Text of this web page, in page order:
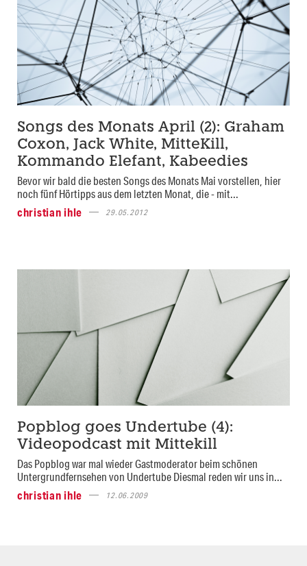
Songs des Monats April (2): Graham
Coxon, Jack White, MitteKill,
Kommando Elefant, Kabeedies
Bevor wir bald die besten Songs des Monats Mai vorstellen, hier
noch fünf Hörtipps aus dem letzten Monat, die - mit...
christian ihle
29.05.2012
Popblog goes Undertube (4):
Videopodcast mit Mittekill
Das Popblog war mal wieder Gastmoderator beim schönen
Untergrundfernsehen von Undertube Diesmal reden wir uns in...
christian ihle
12.06.2009